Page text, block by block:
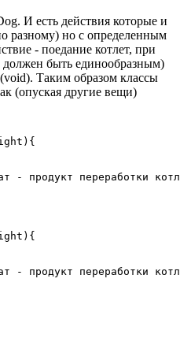
И есть действия которые и
разному) но с определенным
- поедание котлет, при
должен быть единообразным)
Таким образом классы
(опуская другие вещи)
- продукт переработки
- продукт переработки